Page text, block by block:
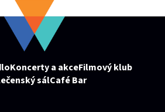
Koncerty a akceFilmový klub
sálCafé Bar